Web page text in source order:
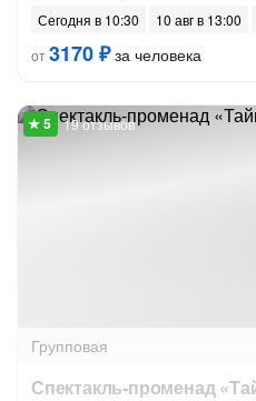
Сегодня в 10:30
10 авг в 13:00
от3170 ₽за человека
19 отзывов
Групповая
Спектакль-променад